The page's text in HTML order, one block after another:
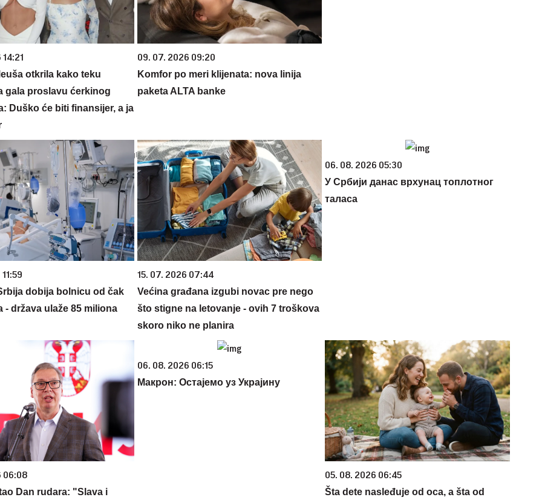
otkrila kako teku
gala proslavu ćerkinog
Duško će biti finansijer, a ja
09. 07. 2026 09:20
Komfor po meri klijenata: nova linija
paketa ALTA banke
dobija bolnicu od čak
- država ulaže 85 miliona
15. 07. 2026 07:44
Većina građana izgubi novac pre nego
što stigne na letovanje - ovih 7 troškova
skoro niko ne planira
06. 08. 2026 05:30
У Србији данас врхунац топлотног
таласа
06:08
Dan rudara: "Slava i
06. 08. 2026 06:15
Макрон: Остајемо уз Украјину
05. 08. 2026 06:45
Šta dete nasleđuje od oca, a šta od